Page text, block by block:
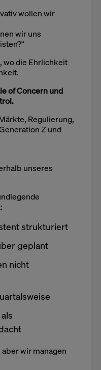
wollen wir
wir uns
wo die Ehrlichkeit
of Concern und
Regulierung,
Z und
unseres
strukturiert
geplant
nicht
wir managen